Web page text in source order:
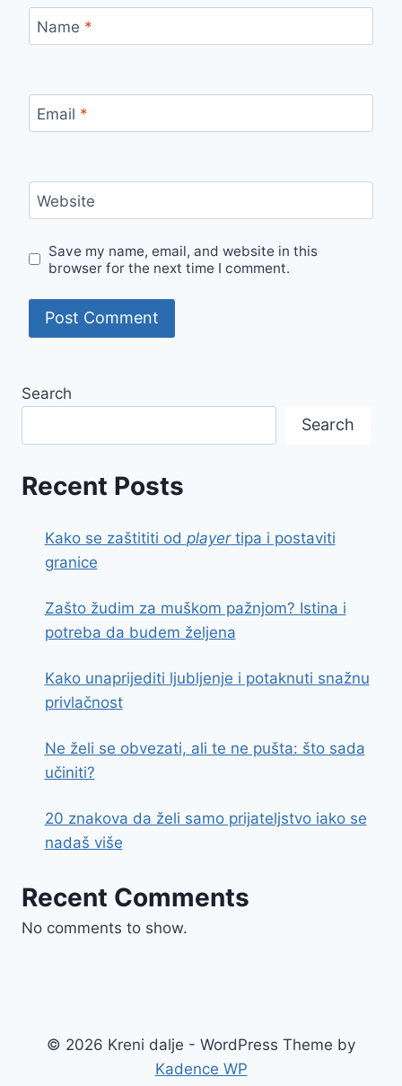
Name *
Email *
Website
Save my name, email, and website in this
browser for the next time I comment.
Search
Search
Recent Posts
Kako se zaštititi od playertipa i postaviti
granice
Zašto žudim za muškom pažnjom? Istina i
potreba da budem željena
Kako unaprijediti ljubljenje i potaknuti snažnu
privlačnost
Ne želi se obvezati, ali te ne pušta: što sada
učiniti?
20 znakova da želi samo prijateljstvo iako se
nadaš više
Recent Comments
No comments to show.
© 2026 Kreni dalje - WordPress Theme by
Kadence WP